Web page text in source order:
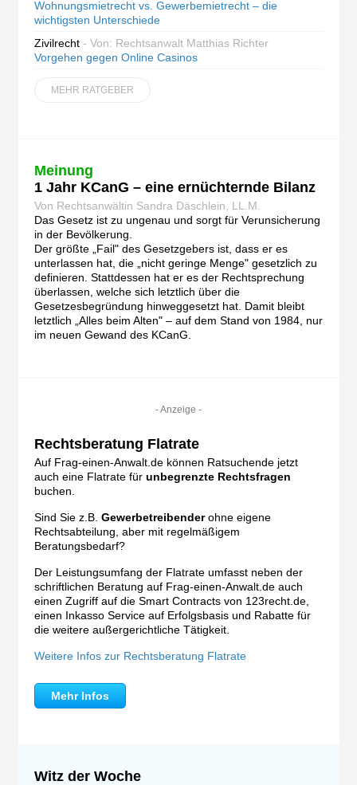
Wohnungsmietrecht vs. Gewerbemietrecht – die
wichtigsten Unterschiede
Zivilrecht - Von: Rechtsanwalt Matthias Richter
Vorgehen gegen Online Casinos
MEHR RATGEBER
Meinung
1 Jahr KCanG – eine ernüchternde Bilanz
Von Rechtsanwältin Sandra Däschlein, LL.M.
Das Gesetz ist zu ungenau und sorgt für Verunsicherung
in der Bevölkerung.
Der größte „Fail" des Gesetzgebers ist, dass er es
unterlassen hat, die „nicht geringe Menge" gesetzlich zu
definieren. Stattdessen hat er es der Rechtsprechung
überlassen, welche sich letztlich über die
Gesetzesbegründung hinweggesetzt hat. Damit bleibt
letztlich „Alles beim Alten" – auf dem Stand von 1984, nur
im neuen Gewand des KCanG.
- Anzeige -
Rechtsberatung Flatrate
Auf Frag-einen-Anwalt.de können Ratsuchende jetzt
auch eine Flatrate für unbegrenzte Rechtsfragen
buchen.
Sind Sie z.B. Gewerbetreibenderohne eigene
Rechtsabteilung, aber mit regelmäßigem
Beratungsbedarf?
Der Leistungsumfang der Flatrate umfasst neben der
schriftlichen Beratung auf Frag-einen-Anwalt.de auch
einen Zugriff auf die Smart Contracts von 123recht.de,
einen Inkasso Service auf Erfolgsbasis und Rabatte für
die weitere außergerichtliche Tätigkeit.
Weitere Infos zur Rechtsberatung Flatrate
Mehr Infos
Witz der Woche